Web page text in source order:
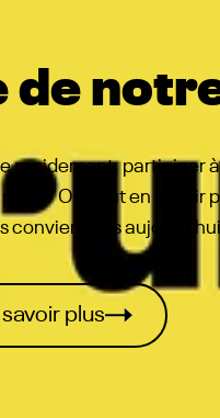
rapidement, participer
On veut en savoir
convient dès aujourd’hui.
savoir plus